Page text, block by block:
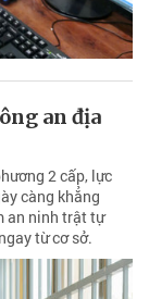
an địa
2 cấp, lực
càng khẳng
an ninh trật tự
từ cơ sở.